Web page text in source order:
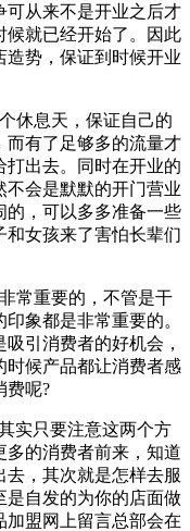
可从来不是开业之后才
候就已经开始了。因此
势，保证到时候开业
息天，保证自己的
而有了足够多的流量才
出去。同时在开业的
不会是默默的开门营业
的，可以多多准备一些
和女孩来了害怕长辈们
常重要的，不管是干
象都是非常重要的。
引消费者的好机会，
时候产品都让消费者感
费呢?
只要注意这两个方
的消费者前来，知道
，其次就是怎样去服
是自发的为你的店面做
盟网上留言总部会在